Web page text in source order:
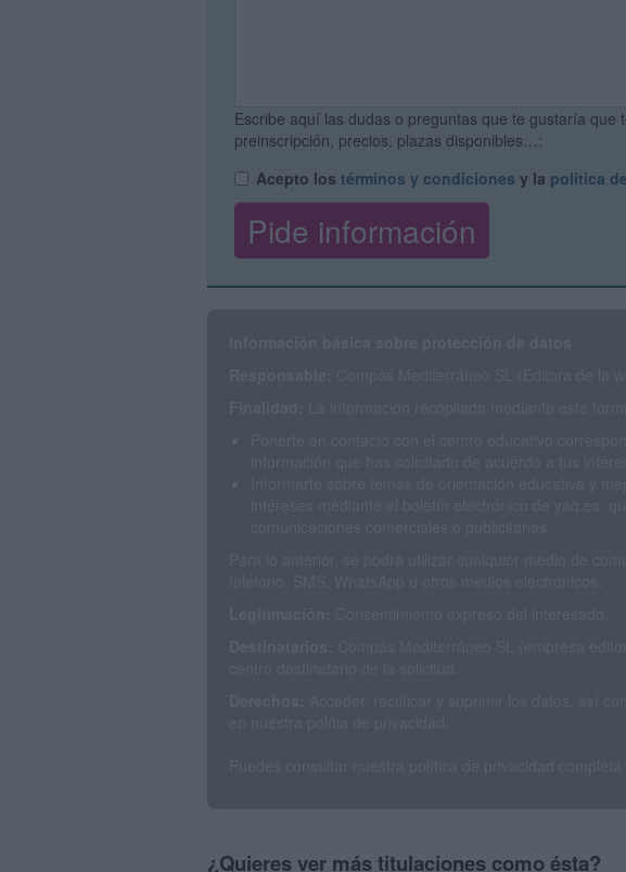
Escribe aquí las dudas o preguntas que te gustaría que
preinscripción, precios, plazas disponibles…:
Acepto los términos y condiciones y la política
¿Quieres ver más titulaciones como ésta?